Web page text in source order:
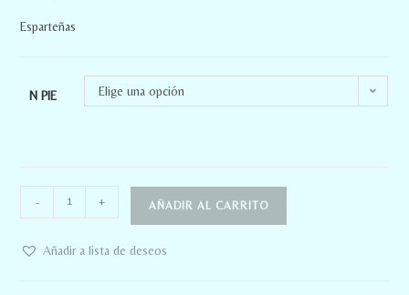
Esparteñas
N PIE Elige una opción
- + AÑADIR AL CARRITO
Añadir a lista de deseos